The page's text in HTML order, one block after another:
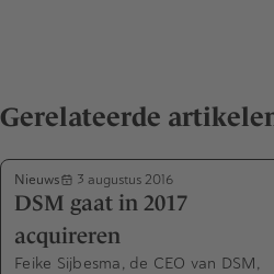
Gerelateerde
Nieuws 3 augustus 2016
DSM gaat in 2017
acquireren
Feike Sijbesma, de CEO van DSM,